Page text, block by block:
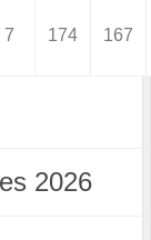
7 174 167
2026